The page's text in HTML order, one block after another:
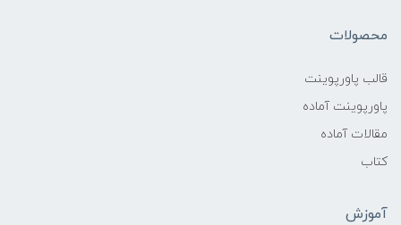
محصولات
قالب پاورپوینت
پاورپوینت آماده
مقالات آماده
کتاب
آموزش